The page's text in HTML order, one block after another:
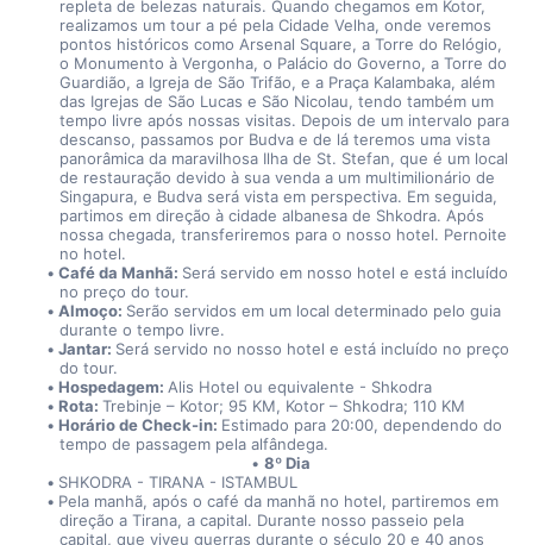
repleta de belezas naturais. Quando chegamos em Kotor,
realizamos um tour a pé pela Cidade Velha, onde veremos
pontos históricos como Arsenal Square, a Torre do Relógio,
o Monumento à Vergonha, o Palácio do Governo, a Torre do
Guardião, a Igreja de São Trifão, e a Praça Kalambaka, além
das Igrejas de São Lucas e São Nicolau, tendo também um
tempo livre após nossas visitas. Depois de um intervalo para
descanso, passamos por Budva e de lá teremos uma vista
panorâmica da maravilhosa Ilha de St. Stefan, que é um local
de restauração devido à sua venda a um multimilionário de
Singapura, e Budva será vista em perspectiva. Em seguida,
partimos em direção à cidade albanesa de Shkodra. Após
nossa chegada, transferiremos para o nosso hotel. Pernoite
no hotel.
Café da Manhã: Será servido em nosso hotel e está incluído
no preço do tour.
Almoço: Serão servidos em um local determinado pelo guia
durante o tempo livre.
Jantar: Será servido no nosso hotel e está incluído no preço
do tour.
Hospedagem: Alis Hotel ou equivalente - Shkodra
Rota: Trebinje – Kotor; 95 KM, Kotor – Shkodra; 110 KM
Horário de Check-in: Estimado para 20:00, dependendo do
tempo de passagem pela alfândega.
8º Dia
SHKODRA - TIRANA - ISTAMBUL
Pela manhã, após o café da manhã no hotel, partiremos em
direção a Tirana, a capital. Durante nosso passeio pela
capital, que viveu guerras durante o século 20 e 40 anos